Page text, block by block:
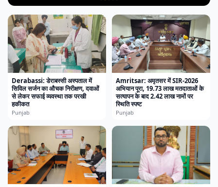
Derabassi: डेराबस्सी अस्पताल में
सिविल सर्जन का औचक निरीक्षण, दवाओं
से लेकर सफाई व्यवस्था तक परखी
हकीकत
Punjab
Amritsar: अमृतसर में SIR-2026
अभियान पूरा, 19.73 लाख मतदाताओं के
सत्यापन के बाद 2.42 लाख नामों पर
स्थिति स्पष्ट
Punjab